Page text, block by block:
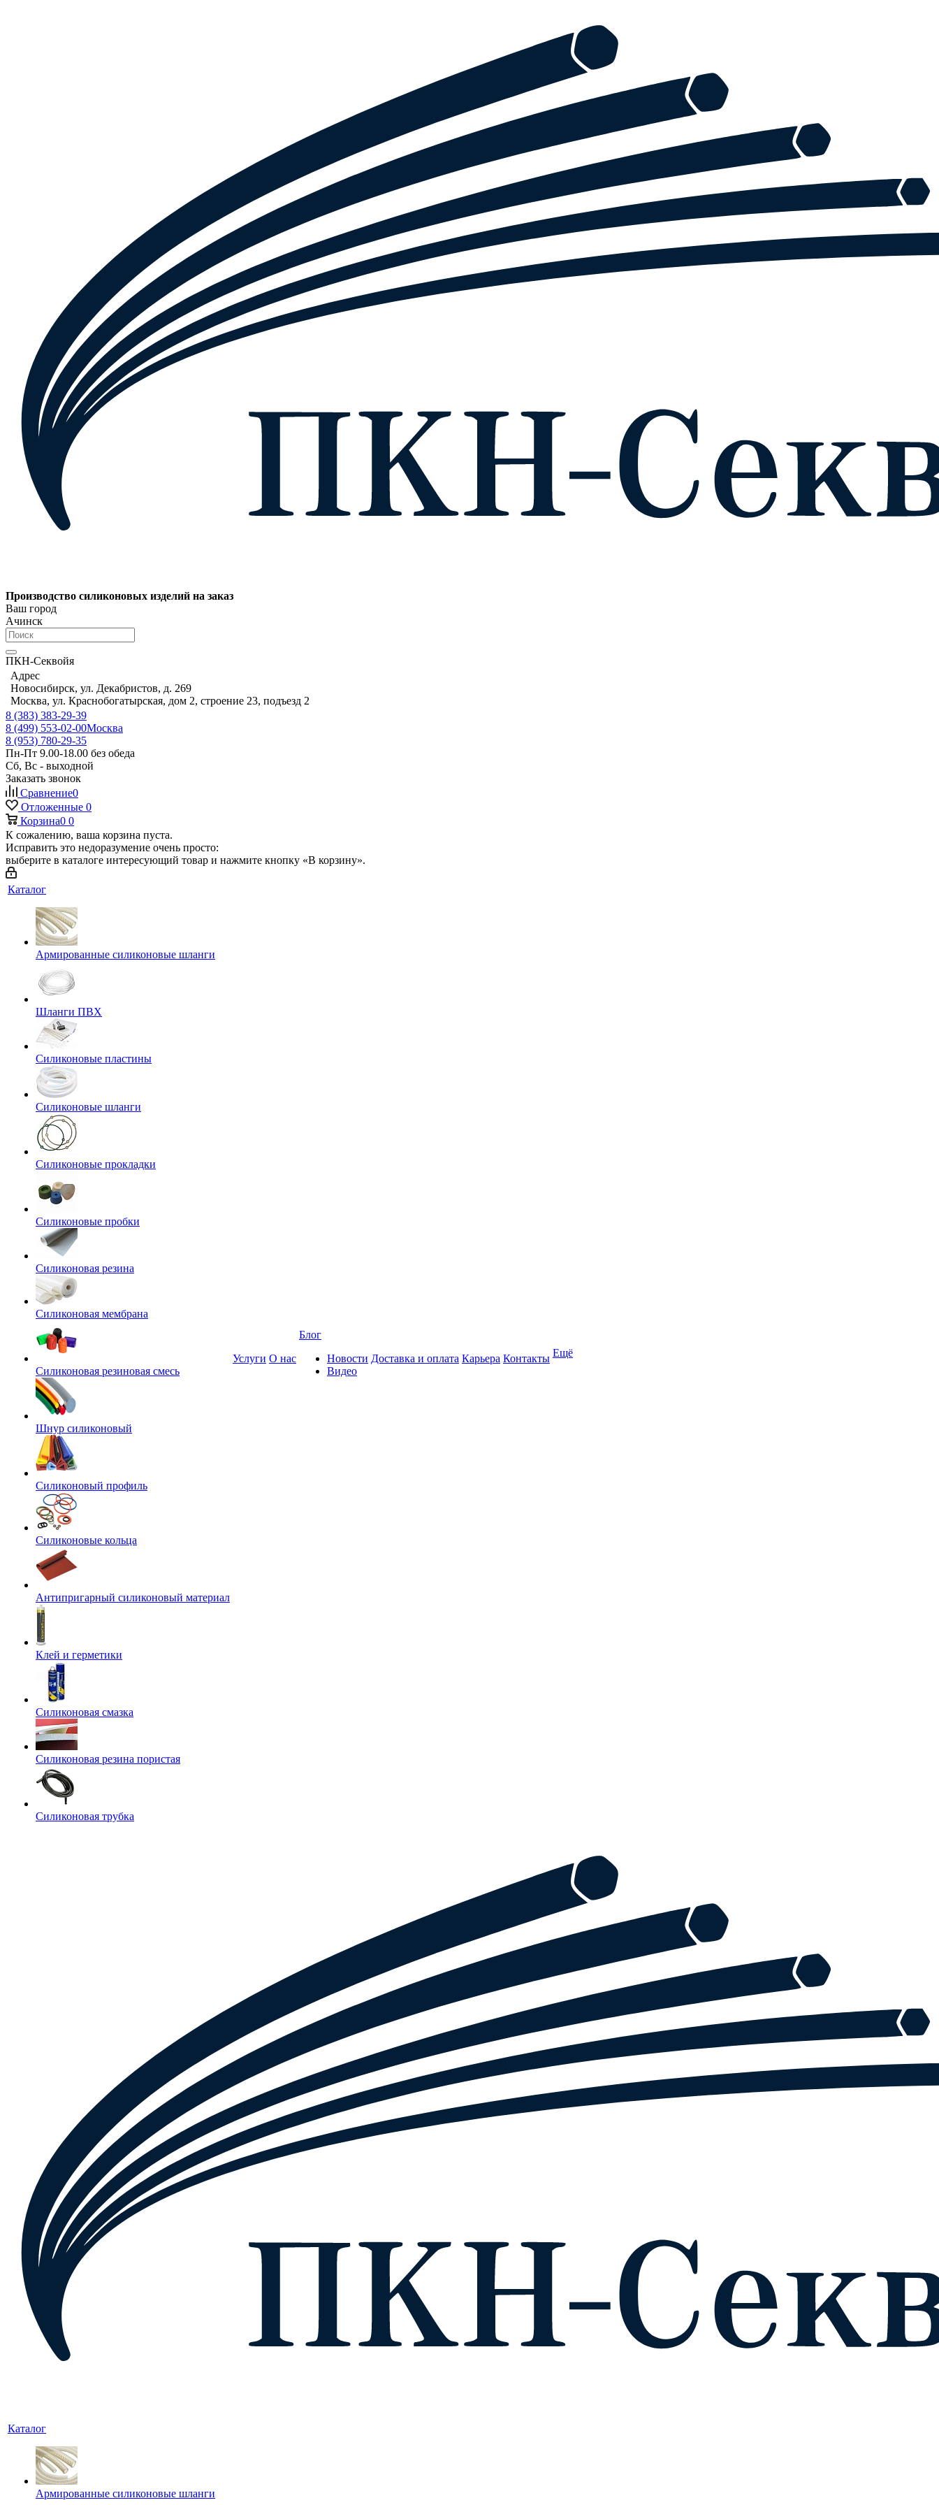
Производство силиконовых изделий на заказ
Ваш город
Ачинск
ПКН-Секвойя
Адрес
Новосибирск, ул. Декабристов, д. 269
Москва, ул. Краснобогатырская, дом 2, строение 23, подъезд 2
8 (383) 383-29-39
8 (499) 553-02-00Москва
8 (953) 780-29-35
Пн-Пт 9.00-18.00 без обеда
Сб, Вс - выходной
Заказать звонок
Сравнение0
Отложенные 0
Корзина0 0
К сожалению, ваша корзина пуста.
Исправить это недоразумение очень просто:
выберите в каталоге интересующий товар и нажмите кнопку «В корзину».
Каталог
Армированные силиконовые шланги
Шланги ПВХ
Силиконовые пластины
Силиконовые шланги
Силиконовые прокладки
Силиконовые пробки
Силиконовая резина
Силиконовая мембрана
Силиконовая резиновая смесь
Шнур силиконовый
Силиконовый профиль
Силиконовые кольца
Антипригарный силиконовый материал
Клей и герметики
Силиконовая смазка
Силиконовая резина пористая
Силиконовая трубка
Услуги О нас
Блог
Новости
Видео
Доставка и оплата Карьера Контакты Ещё
Каталог
Армированные силиконовые шланги